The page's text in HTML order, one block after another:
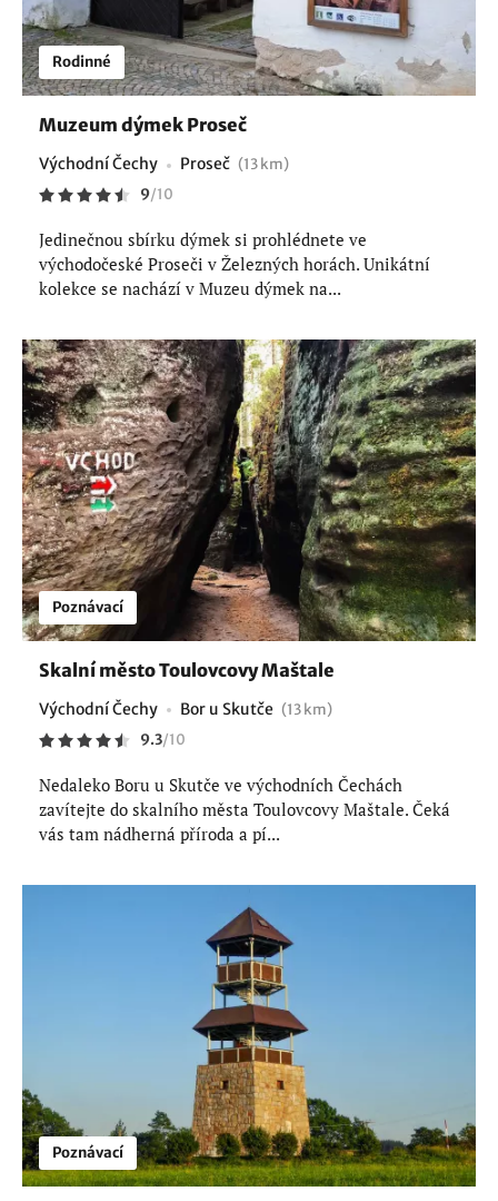
Rodinné
Muzeum dýmek Proseč
Východní Čechy Proseč (13 km)
9/10
Jedinečnou sbírku dýmek si prohlédnete ve
východočeské Proseči v Železných horách. Unikátní
kolekce se nachází v Muzeu dýmek na...
Poznávací
Skalní město Toulovcovy Maštale
Východní Čechy Bor u Skutče (13 km)
9.3/10
Nedaleko Boru u Skutče ve východních Čechách
zavítejte do skalního města Toulovcovy Maštale. Čeká
vás tam nádherná příroda a pí...
Poznávací